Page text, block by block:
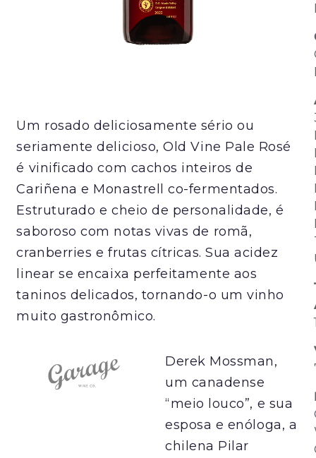
Um rosado deliciosamente sério ou
seriamente delicioso, Old Vine Pale Rosé
é vinificado com cachos inteiros de
Cariñena e Monastrell co-fermentados.
Estruturado e cheio de personalidade, é
saboroso com notas vivas de romã,
cranberries e frutas cítricas. Sua acidez
linear se encaixa perfeitamente aos
taninos delicados, tornando-o um vinho
muito gastronômico.
Derek Mossman,
um canadense
“meio louco”, e sua
esposa e enóloga, a
chilena Pilar